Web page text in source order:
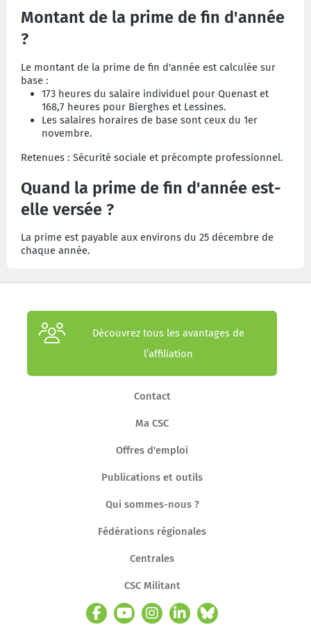
Montant de la prime de fin d'année
?
Le montant de la prime de fin d'année est calculée sur
base :
173 heures du salaire individuel pour Quenast et
168,7 heures pour Bierghes et Lessines.
Les salaires horaires de base sont ceux du 1er
novembre.
Retenues : Sécurité sociale et précompte professionnel.
Quand la prime de fin d'année est-
elle versée ?
La prime est payable aux environs du 25 décembre de
chaque année.
Découvrez tous les avantages de
l’affiliation
Contact
Ma CSC
Offres d'emploi
Publications et outils
Qui sommes-nous ?
Fédérations régionales
Centrales
CSC Militant